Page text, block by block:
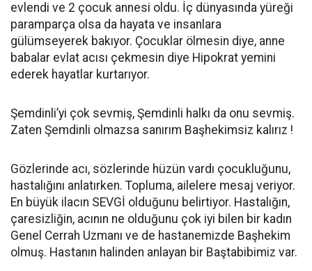
evlendi ve 2 çocuk annesi oldu. İç dünyasında yüreği
paramparça olsa da hayata ve insanlara
gülümseyerek bakıyor. Çocuklar ölmesin diye, anne
babalar evlat acısı çekmesin diye Hipokrat yemini
ederek hayatlar kurtarıyor.
Şemdinli’yi çok sevmiş, Şemdinli halkı da onu sevmiş.
Zaten Şemdinli olmazsa sanırım Başhekimsiz kalırız !
Gözlerinde acı, sözlerinde hüzün vardı çocukluğunu,
hastalığını anlatırken. Topluma, ailelere mesaj veriyor.
En büyük ilacın SEVGİ olduğunu belirtiyor. Hastalığın,
çaresizliğin, acının ne olduğunu çok iyi bilen bir kadın
Genel Cerrah Uzmanı ve de hastanemizde Başhekim
olmuş. Hastanın halinden anlayan bir Baştabibimiz var.